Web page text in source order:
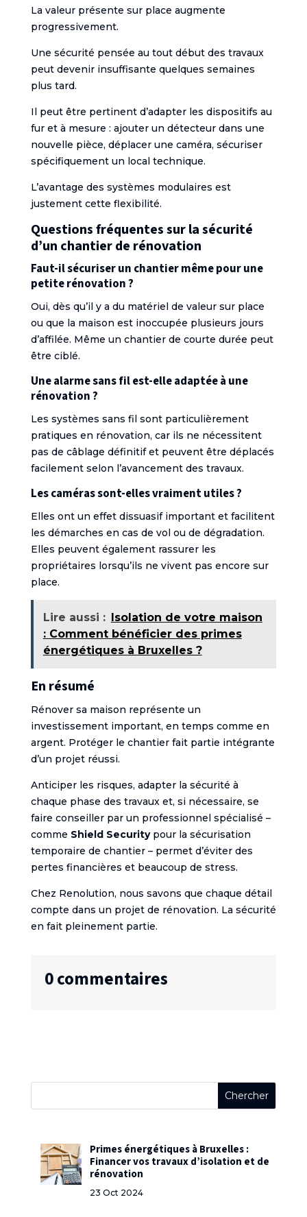
La valeur présente sur place augmente
progressivement.
Une sécurité pensée au tout début des travaux
peut devenir insuffisante quelques semaines
plus tard.
Il peut être pertinent d’adapter les dispositifs au
fur et à mesure : ajouter un détecteur dans une
nouvelle pièce, déplacer une caméra, sécuriser
spécifiquement un local technique.
L’avantage des systèmes modulaires est
justement cette flexibilité.
Questions fréquentes sur la sécurité
d’un chantier de rénovation
Faut-il sécuriser un chantier même pour une
petite rénovation ?
Oui, dès qu’il y a du matériel de valeur sur place
ou que la maison est inoccupée plusieurs jours
d’affilée. Même un chantier de courte durée peut
être ciblé.
Une alarme sans fil est-elle adaptée à une
rénovation ?
Les systèmes sans fil sont particulièrement
pratiques en rénovation, car ils ne nécessitent
pas de câblage définitif et peuvent être déplacés
facilement selon l’avancement des travaux.
Les caméras sont-elles vraiment utiles ?
Elles ont un effet dissuasif important et facilitent
les démarches en cas de vol ou de dégradation.
Elles peuvent également rassurer les
propriétaires lorsqu’ils ne vivent pas encore sur
place.
Lire aussi :
Isolation de votre maison
: Comment bénéficier des primes
énergétiques à Bruxelles ?
En résumé
Rénover sa maison représente un
investissement important, en temps comme en
argent. Protéger le chantier fait partie intégrante
d’un projet réussi.
Anticiper les risques, adapter la sécurité à
chaque phase des travaux et, si nécessaire, se
faire conseiller par un professionnel spécialisé –
comme Shield Securitypour la sécurisation
temporaire de chantier – permet d’éviter des
pertes financières et beaucoup de stress.
Chez Renolution, nous savons que chaque détail
compte dans un projet de rénovation. La sécurité
en fait pleinement partie.
0 commentaires
Primes énergétiques à Bruxelles :
Financer vos travaux d’isolation et de
rénovation
23 Oct 2024